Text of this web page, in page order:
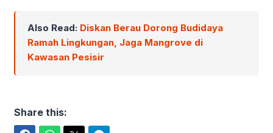
Also Read: Diskan Berau Dorong Budidaya
Ramah Lingkungan, Jaga Mangrove di
Kawasan Pesisir
Share this: